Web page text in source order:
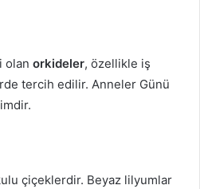
olan orkideler, özellikle iş
tercih edilir. Anneler Günü
çiçeklerdir. Beyaz lilyumlar